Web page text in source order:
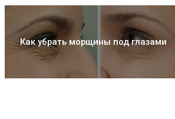
Как убрать морщины под глазами